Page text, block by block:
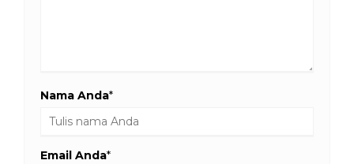
Nama Anda*
Email Anda*